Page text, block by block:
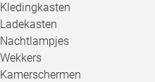
Kledingkasten
Ladekasten
Nachtlampjes
Wekkers
Kamerschermen